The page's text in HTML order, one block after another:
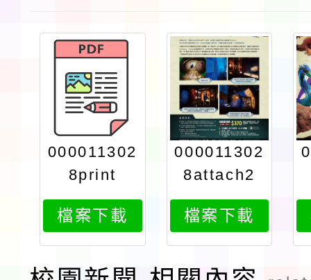
000011302
8print
檔案下載
000011302
8attach2
檔案下載